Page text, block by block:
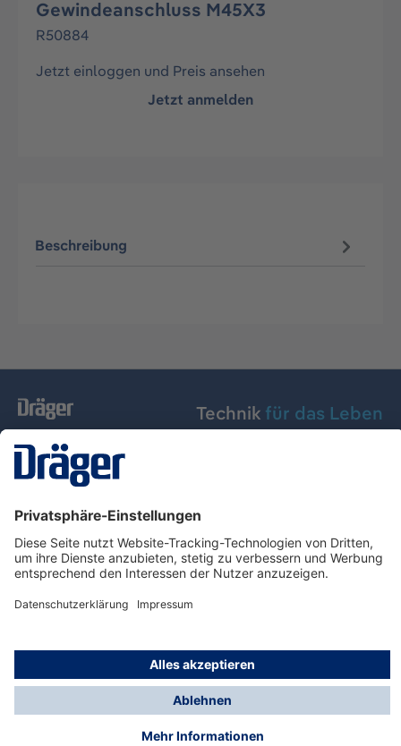
Gewindeanschluss M45X3
R50884
Jetzt einloggen und Preis ansehen
Jetzt anmelden
Beschreibung
Technik für das Leben
Dräger Austria GmbH
Über Dräger
Informationen
© Dräger Austria GmbH, 2024
* Alle Preise exkl. gesetzl. Mehrwertsteuer zzgl.
Versandkosten und ggf. Nachnahmegebühren, wenn
nicht anders angegeben.